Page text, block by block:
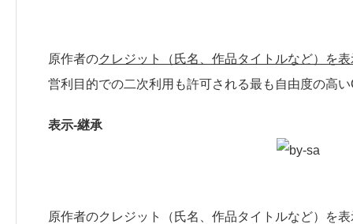
原作者のクレジット（氏名、作品タイトルなど）を表
営利目的での二次利用も許可される最も自由度の高
表示-継承
原作者のクレジット（氏名、作品タイトルなど）を